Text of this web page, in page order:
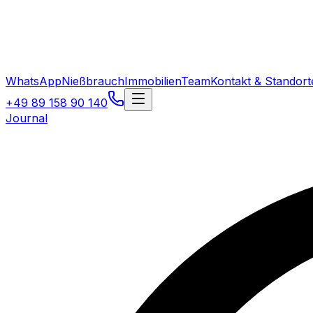
WhatsAppNießbrauchImmobilienTeamKontakt &
+49 89 158 90 140
Journal